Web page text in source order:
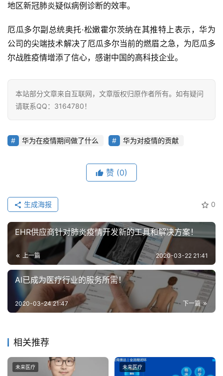
首
页
深
度
习
云
算
来
医
疗
地区新冠肺炎疑似病例诊断的效率。
厄瓜多尔副总统奥托·松嫩霍尔茨纳在其推特上表示，华为
公司的尖端技术解决了厄瓜多尔当前的燃眉之急，为厄瓜多
尔战胜疫情增添了信心，感谢中国的高科技企业。
本站部分文章来自互联网，文章版权归原作者所有。如有疑问
请联系QQ：3164780！
华为在疫情期间做了什么 华为对疫情的贡献
赞 (0)
0
生成海报
EHR供应商针对肺炎疫情开发新的工具和解决方案！
上一篇 2020-03-22 21:41
AI已成为医疗行业的服务所需！
下一篇
2020-03-24 21:47
相关推荐
未来医疗 未来医疗